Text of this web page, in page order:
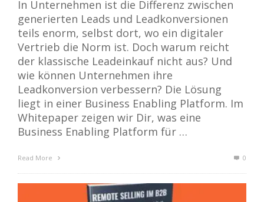
In Unternehmen ist die Differenz zwischen
generierten Leads und Leadkonversionen
teils enorm, selbst dort, wo ein digitaler
Vertrieb die Norm ist. Doch warum reicht
der klassische Leadeinkauf nicht aus? Und
wie können Unternehmen ihre
Leadkonversion verbessern? Die Lösung
liegt in einer Business Enabling Platform. Im
Whitepaper zeigen wir Dir, was eine
Business Enabling Platform für …
Read More 0